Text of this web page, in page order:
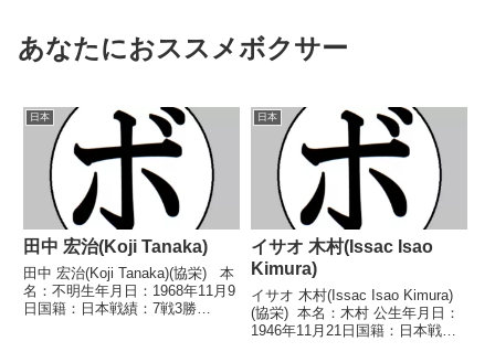
あなたにおススメボクサー
日本
田中 宏治(Koji Tanaka)
田中 宏治(Koji Tanaka)(協栄) 本
名：不明生年月日：1968年11月9
日国籍：日本戦績：7戦3勝
日本
イサオ 木村(Issac Isao
Kimura)
イサオ 木村(Issac Isao Kimura)
(協栄) 本名：木村 公生年月日：
1946年11月21日国籍：日本戦